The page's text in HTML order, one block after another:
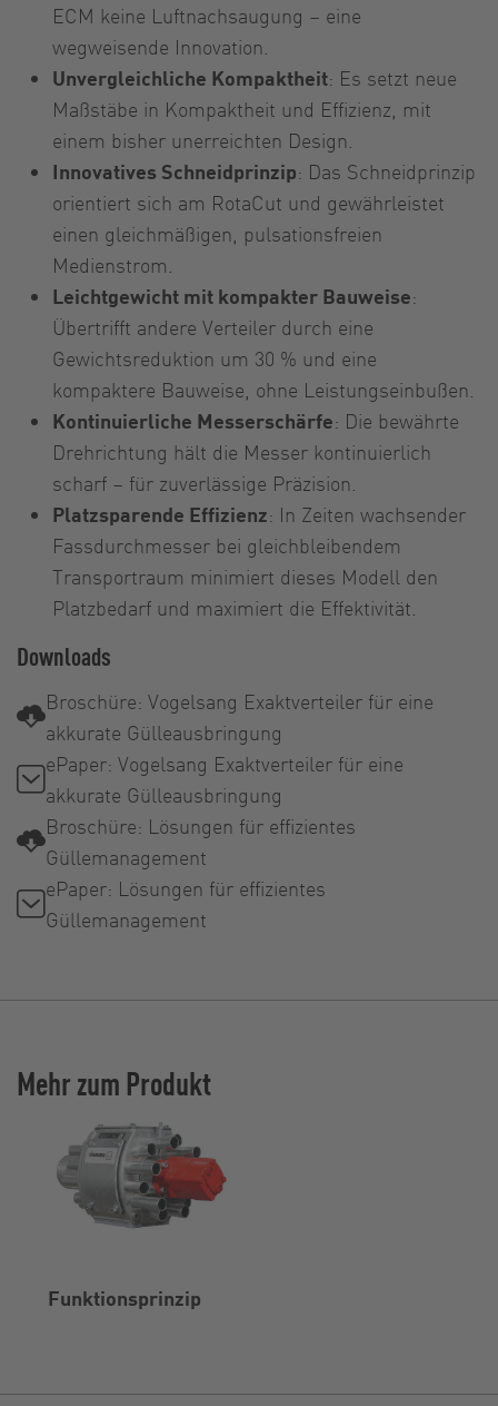
ECM keine Luftnachsaugung – eine
wegweisende Innovation.
Unvergleichliche Kompaktheit: Es setzt neue
Maßstäbe in Kompaktheit und Effizienz, mit
einem bisher unerreichten Design.
Innovatives Schneidprinzip: Das Schneidprinzip
orientiert sich am RotaCut und gewährleistet
einen gleichmäßigen, pulsationsfreien
Medienstrom.
Leichtgewicht mit kompakter Bauweise:
Übertrifft andere Verteiler durch eine
Gewichtsreduktion um 30 % und eine
kompaktere Bauweise, ohne Leistungseinbußen.
Kontinuierliche Messerschärfe: Die bewährte
Drehrichtung hält die Messer kontinuierlich
scharf – für zuverlässige Präzision.
Platzsparende Effizienz: In Zeiten wachsender
Fassdurchmesser bei gleichbleibendem
Transportraum minimiert dieses Modell den
Platzbedarf und maximiert die Effektivität.
Downloads
Broschüre: Vogelsang Exaktverteiler für eine
akkurate Gülleausbringung
ePaper: Vogelsang Exaktverteiler für eine
akkurate Gülleausbringung
Broschüre: Lösungen für effizientes
Güllemanagement
ePaper: Lösungen für effizientes
Güllemanagement
Mehr zum Produkt
Funktionsprinzip